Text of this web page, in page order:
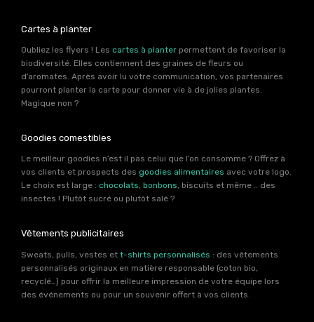
Cartes à planter
Oubliez les flyers ! Les cartes à planter permettent de favoriser la
biodiversité. Elles contiennent des graines de fleurs ou
d’aromates. Après avoir lu votre communication, vos partenaires
pourront planter la carte pour donner vie à de jolies plantes.
Magique non ?
Goodies comestibles
Le meilleur goodies n’est il pas celui que l’on consomme ? Offrez à
vos clients et prospects des goodies alimentaires avec votre logo.
Le choix est large : chocolats, bonbons, biscuits et même .. des
insectes ! Plutôt sucré ou plutôt salé ?
Vêtements publicitaires
Sweats, pulls, vestes et t-shirts personnalisés : des vêtements
personnalisés originaux en matière responsable (coton bio,
recyclé…) pour offrir la meilleure impression de votre équipe lors
des événements ou pour un souvenir offert à vos clients.